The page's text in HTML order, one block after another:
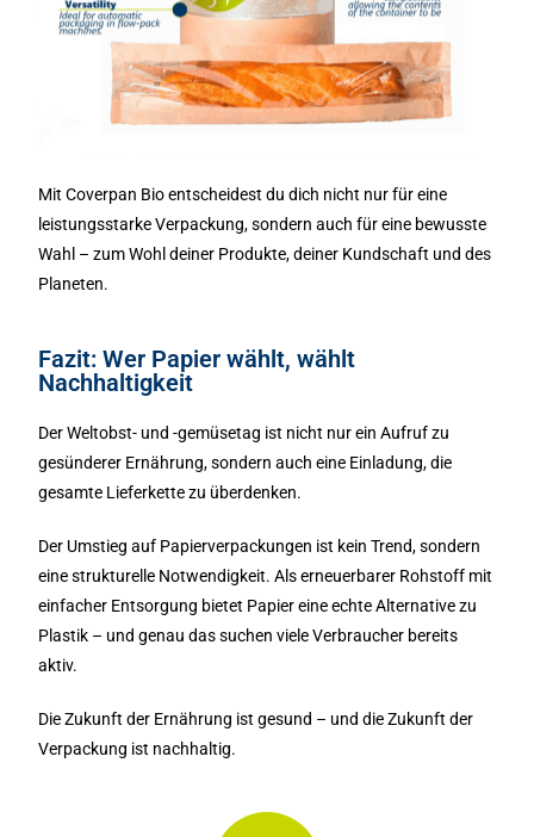
Mit Coverpan Bio entscheidest du dich nicht nur für eine
leistungsstarke Verpackung, sondern auch für eine bewusste
Wahl – zum Wohl deiner Produkte, deiner Kundschaft und des
Planeten.
Fazit: Wer Papier wählt, wählt
Nachhaltigkeit
Der Weltobst- und -gemüsetag ist nicht nur ein Aufruf zu
gesünderer Ernährung, sondern auch eine Einladung, die
gesamte Lieferkette zu überdenken.
Der Umstieg auf Papierverpackungen ist kein Trend, sondern
eine strukturelle Notwendigkeit. Als erneuerbarer Rohstoff mit
einfacher Entsorgung bietet Papier eine echte Alternative zu
Plastik – und genau das suchen viele Verbraucher bereits
aktiv.
Die Zukunft der Ernährung ist gesund – und die Zukunft der
Verpackung ist nachhaltig.